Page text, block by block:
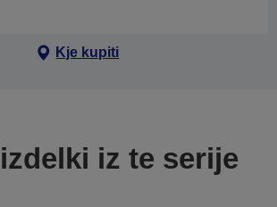
Kje kupiti
iz te serije